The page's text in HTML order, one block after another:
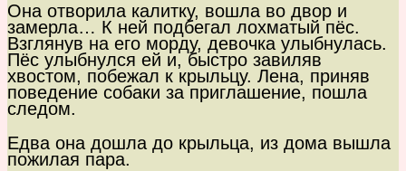
Она отворила калитку, вошла во двор и
замерла… К ней подбегал лохматый пёс.
Взглянув на его морду, девочка улыбнулась.
Пёс улыбнулся ей и, быстро завиляв
хвостом, побежал к крыльцу. Лена, приняв
поведение собаки за приглашение, пошла
следом.
Едва она дошла до крыльца, из дома вышла
пожилая пара.